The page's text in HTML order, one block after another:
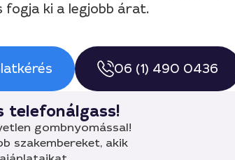
fogja ki a legjobb árat.
06 (1) 490 0436
telefonálgass!
gombnyomással!
szakembereket, akik